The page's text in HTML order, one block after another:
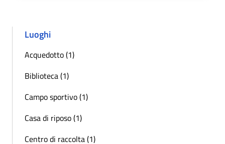
Luoghi
Acquedotto (1)
Biblioteca (1)
Campo sportivo (1)
Casa di riposo (1)
Centro di raccolta (1)